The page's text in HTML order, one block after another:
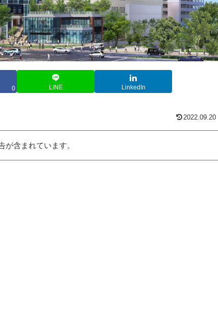
0 LINE LinkedIn
2022.09.20
が含まれています。